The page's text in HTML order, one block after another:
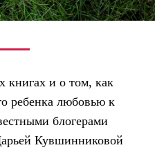
книгах и о том, как
ребенка любовью к
блогерами
Кувшинниковой